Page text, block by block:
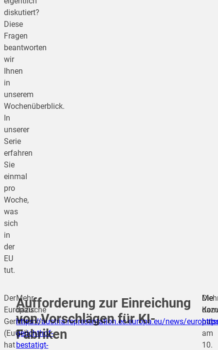
diskutiert?
Diese
Fragen
beantworten
wir
Ihnen
in
unserem
Wochenüberblick.
In
unserer
Serie
erfahren
Sie
einmal
pro
Woche,
was
sich
in
der
EU
tut.
Der
Europäische
Gerichtshof
(EuGH)
hat
Mehr
dazu:
https://austria.representation.ec.europa.eu/news/
gerichthof-
bestatigt-
Aufforderung zur Einreichung
von Vorschlägen für KI-
Fabriken
Die
hat
am
10.